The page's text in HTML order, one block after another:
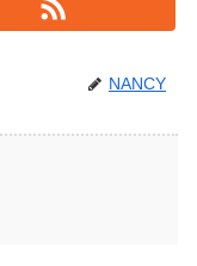
NANCY